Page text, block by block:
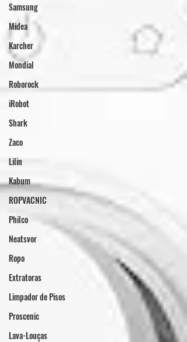
Samsung
Midea
Karcher
Mondial
Roborock
iRobot
Shark
Zaco
Lilin
Kabum
ROPVACNIC
Philco
Neatsvor
Ropo
Extratoras
Limpador de Pisos
Proscenic
Lava-Louças